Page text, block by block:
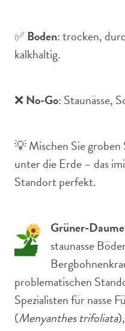
✅Boden: trocken,
kalkhaltig.
❌No-Go: Staunässe,
💡 Mischen Sie
unter die Erde – das
Standort perfekt.
Grüner-
staunasse
problematischen
Spezialisten für nasse
(Menyanthes trifoliata),